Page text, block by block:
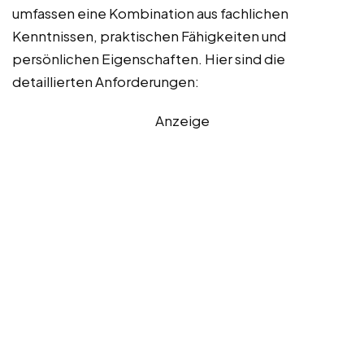
umfassen eine Kombination aus fachlichen
Kenntnissen, praktischen Fähigkeiten und
persönlichen Eigenschaften. Hier sind die
detaillierten Anforderungen:
Anzeige